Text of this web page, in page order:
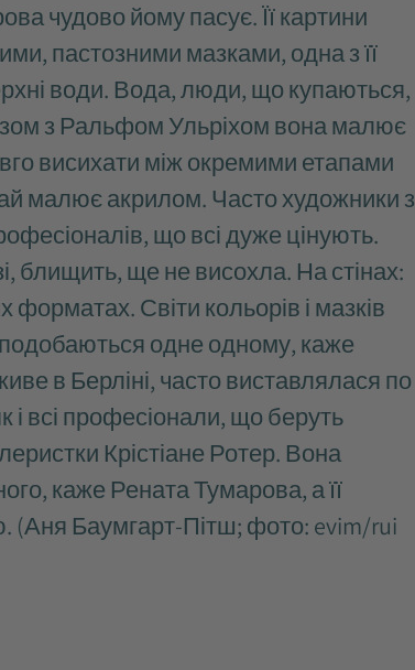
чудово йому пасує. Її картини
пастозними мазками, одна з її
води. Вода, люди, що купаються,
з Ральфом Ульріхом вона малює
висихати між окремими етапами
малює акрилом. Часто художники з
що всі дуже цінують.
блищить, ще не висохла. На стінах:
форматах. Світи кольорів і мазків
одне одному, каже
в Берліні, часто виставлялася по
і всі професіонали, що беруть
Крістіане Ротер. Вона
каже Рената Тумарова, а її
(Аня Баумгарт-Пітш; фото: evim/rui